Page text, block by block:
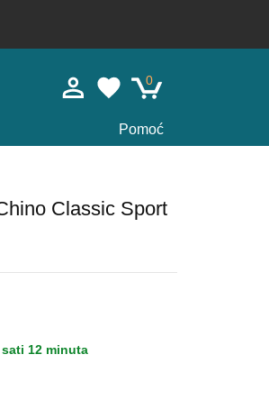
0
Pomoć
Classic Sport
sati 12 minuta